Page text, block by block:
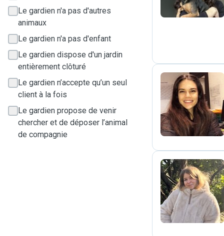
Le gardien n'a pas d'autres
animaux
Le gardien n'a pas d'enfant
Le gardien dispose d'un jardin
entièrement clôturé
Le gardien n’accepte qu’un seul
client à la fois
Le gardien propose de venir
chercher et de déposer l’animal
de compagnie
C
N